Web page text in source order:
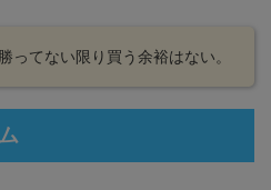
ってない限り買う余裕はない。